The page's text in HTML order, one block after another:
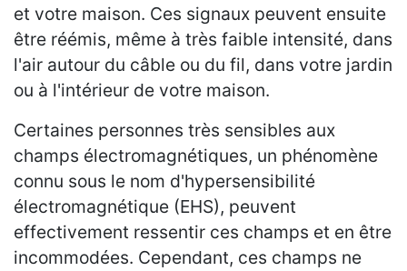
et votre maison. Ces signaux peuvent ensuite
être réémis, même à très faible intensité, dans
l'air autour du câble ou du fil, dans votre jardin
ou à l'intérieur de votre maison.
Certaines personnes très sensibles aux
champs électromagnétiques, un phénomène
connu sous le nom d'hypersensibilité
électromagnétique (EHS), peuvent
effectivement ressentir ces champs et en être
incommodées. Cependant, ces champs ne